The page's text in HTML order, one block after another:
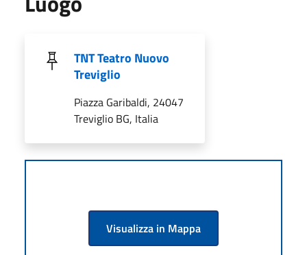
TNT Teatro Nuovo
Treviglio
Piazza Garibaldi, 24047
Treviglio BG, Italia
Visualizza in Mappa